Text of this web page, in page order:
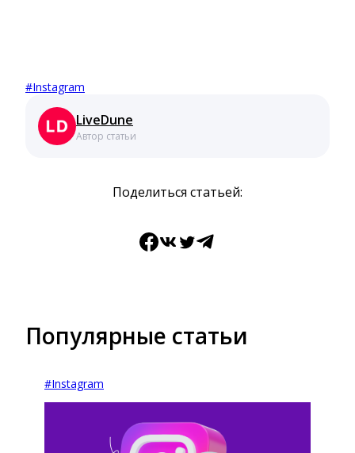
#Instagram
Автор статьи
LiveDune
Поделиться статьей:
Facebook
ВКонтакте
Twitter
Telegram
Популярные статьи
#Instagram